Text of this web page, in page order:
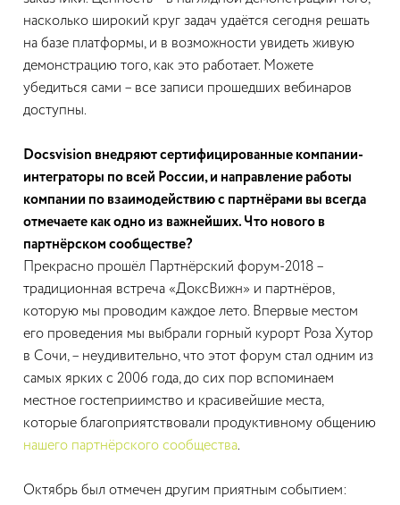
насколько широкий круг задач удаётся сегодня решать
на базе платформы, и в возможности увидеть живую
демонстрацию того, как это работает. Можете
убедиться сами – все записи прошедших вебинаров
доступны.
Docsvision внедряют сертифицированные компании-
интеграторы по всей России, и направление работы
компании по взаимодействию с партнёрами вы всегда
отмечаете как одно из важнейших. Что нового в
партнёрском сообществе?
Прекрасно прошёл Партнёрский форум-2018 –
традиционная встреча «ДоксВижн» и партнёров,
которую мы проводим каждое лето. Впервые местом
его проведения мы выбрали горный курорт Роза Хутор
в Сочи, – неудивительно, что этот форум стал одним из
самых ярких с 2006 года, до сих пор вспоминаем
местное гостеприимство и красивейшие места,
которые благоприятствовали продуктивному общению
нашего партнёрского сообщества.
Октябрь был отмечен другим приятным событием: